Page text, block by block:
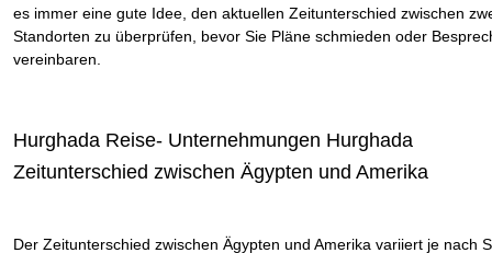
es immer eine gute Idee, den aktuellen Zeitunterschied zwischen
Standorten zu überprüfen, bevor Sie Pläne schmieden oder
vereinbaren.
Hurghada Reise- Unternehmungen Hurghada
Zeitunterschied zwischen Ägypten und Amerika
Der Zeitunterschied zwischen Ägypten und Amerika variiert je nach